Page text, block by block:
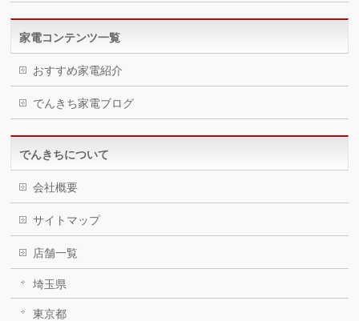
家電コンテンツ一覧
おすすめ家電紹介
でんきち家電ブログ
でんきちについて
会社概要
サイトマップ
店舗一覧
埼玉県
東京都